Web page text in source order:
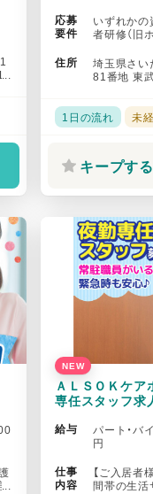
応募
要件
いずれかの
者研修（旧
住所
埼玉県さい
81番地 東
1日の流れ
未
キープする
NEW
ＡＬＳＯＫケア
専任スタッフ求
給与
パート・
円
仕事
内容
【ご入居者
間帯の生活